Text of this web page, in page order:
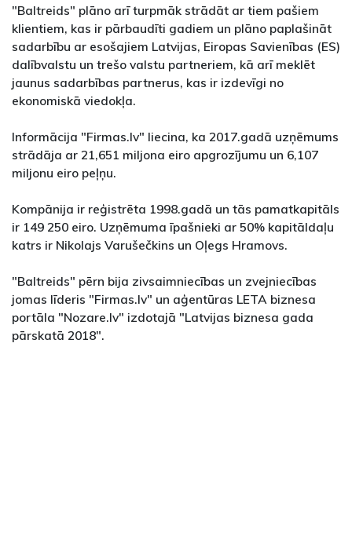
"Baltreids" plāno arī turpmāk strādāt ar tiem pašiem
klientiem, kas ir pārbaudīti gadiem un plāno paplašināt
sadarbību ar esošajiem Latvijas, Eiropas Savienības (ES)
dalībvalstu un trešo valstu partneriem, kā arī meklēt
jaunus sadarbības partnerus, kas ir izdevīgi no
ekonomiskā viedokļa.
Informācija "Firmas.lv" liecina, ka 2017.gadā uzņēmums
strādāja ar 21,651 miljona eiro apgrozījumu un 6,107
miljonu eiro peļņu.
Kompānija ir reģistrēta 1998.gadā un tās pamatkapitāls
ir 149 250 eiro. Uzņēmuma īpašnieki ar 50% kapitāldaļu
katrs ir Nikolajs Varušečkins un Oļegs Hramovs.
"Baltreids" pērn bija zivsaimniecības un zvejniecības
jomas līderis "Firmas.lv" un aģentūras LETA biznesa
portāla "Nozare.lv" izdotajā "Latvijas biznesa gada
pārskatā 2018".